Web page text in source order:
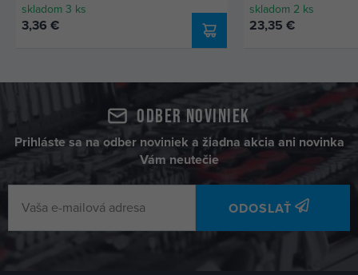
skladom 3 ks
3,36 €
skladom 2 ks
23,35 €
Odber noviniek
Prihláste sa na odber noviniek a žiadna akcia ani novinka
Vám neutečie
ODOSLAŤ